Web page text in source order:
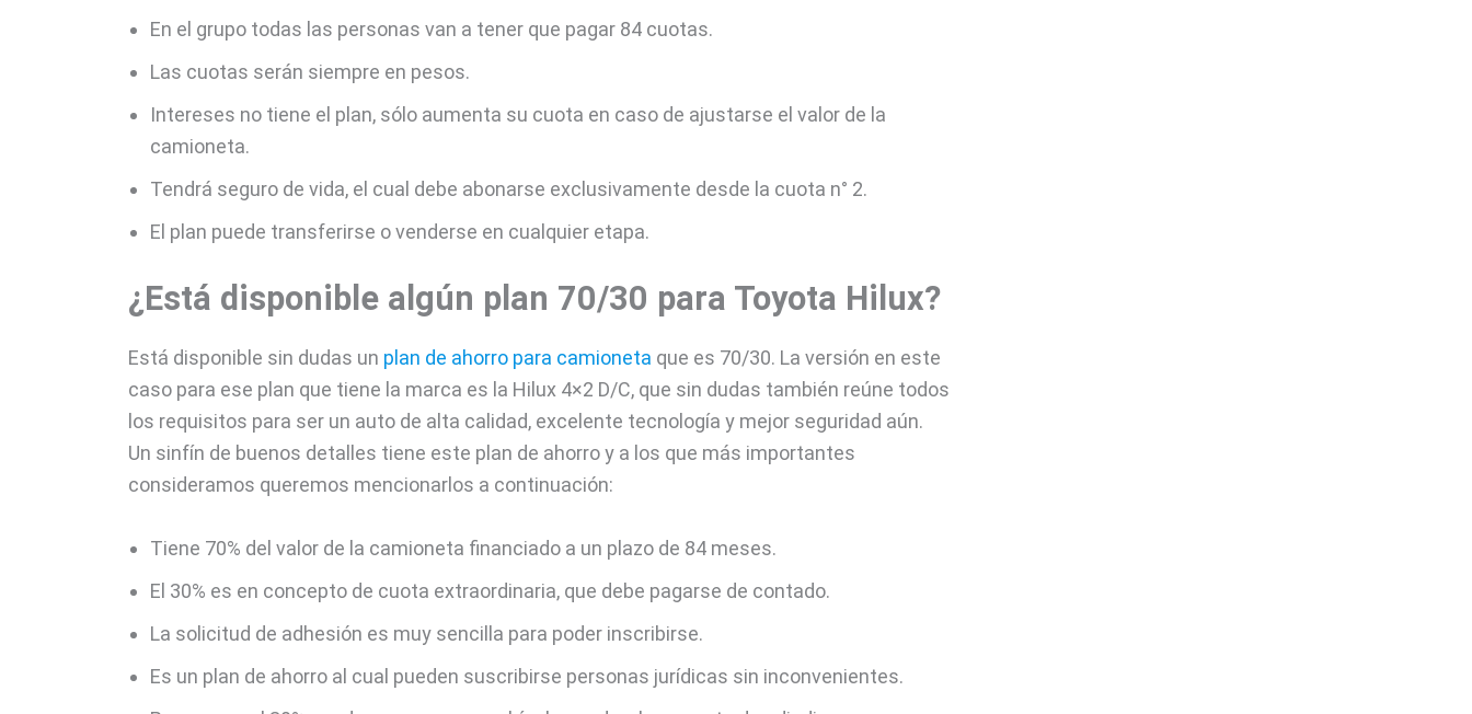
En el grupo todas las personas van a tener que pagar 84 cuotas.
Las cuotas serán siempre en pesos.
Intereses no tiene el plan, sólo aumenta su cuota en caso de ajustarse el valor de la
camioneta.
Tendrá seguro de vida, el cual debe abonarse exclusivamente desde la cuota n° 2.
El plan puede transferirse o venderse en cualquier etapa.
¿Está disponible algún plan 70/30 para Toyota Hilux?
Está disponible sin dudas un plan de ahorro para camioneta que es 70/30. La versión en este
caso para ese plan que tiene la marca es la Hilux 4×2 D/C, que sin dudas también reúne todos
los requisitos para ser un auto de alta calidad, excelente tecnología y mejor seguridad aún.
Un sinfín de buenos detalles tiene este plan de ahorro y a los que más importantes
consideramos queremos mencionarlos a continuación:
Tiene 70% del valor de la camioneta financiado a un plazo de 84 meses.
El 30% es en concepto de cuota extraordinaria, que debe pagarse de contado.
La solicitud de adhesión es muy sencilla para poder inscribirse.
Es un plan de ahorro al cual pueden suscribirse personas jurídicas sin inconvenientes.